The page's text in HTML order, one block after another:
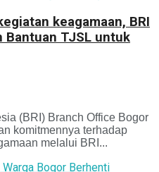
keagamaan, BRI
Bantuan TJSL untuk
(BRI) Branch Office Bogor
komitmennya terhadap
melalui BRI...